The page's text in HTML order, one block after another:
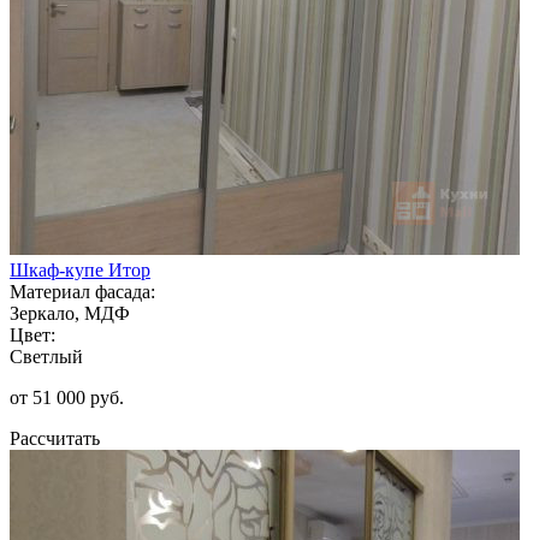
Шкаф-купе Итор
Материал фасада:
Зеркало, МДФ
Цвет:
Светлый
от 51 000 руб.
Рассчитать